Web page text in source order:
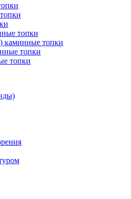
топки
каминные топки
топки
топки